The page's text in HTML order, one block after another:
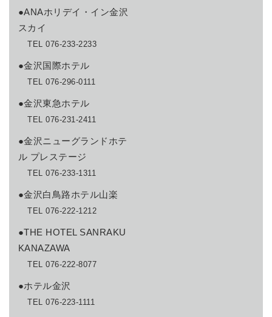
●ANAホリデイ・イン金沢
スカイ
TEL 076-233-2233
●金沢国際ホテル
TEL 076-296-0111
●金沢東急ホテル
TEL 076-231-2411
●金沢ニューグランドホテ
ル プレステージ
TEL 076-233-1311
●金沢白鳥路ホテル山楽
TEL 076-222-1212
●THE HOTEL SANRAKU
KANAZAWA
TEL 076-222-8077
●ホテル金沢
TEL 076-223-1111